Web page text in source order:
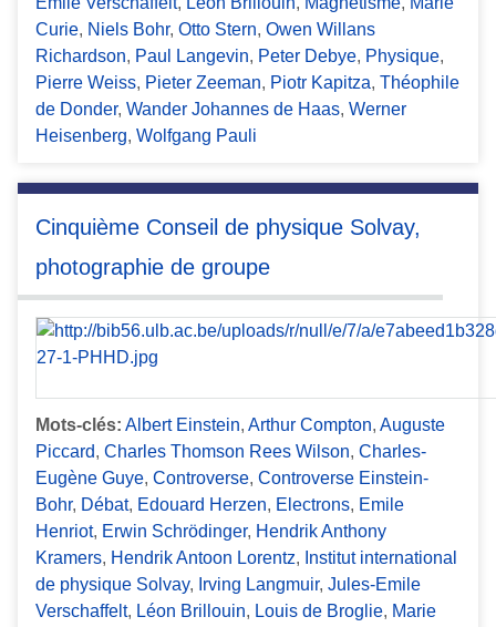
Curie, Niels Bohr, Otto Stern, Owen Willans
Richardson, Paul Langevin, Peter Debye, Physique,
Pierre Weiss, Pieter Zeeman, Piotr Kapitza, Théophile
de Donder, Wander Johannes de Haas, Werner
Heisenberg, Wolfgang Pauli
Cinquième Conseil de physique Solvay,
photographie de groupe
Mots-clés: Albert Einstein, Arthur Compton, Auguste
Piccard, Charles Thomson Rees Wilson, Charles-
Eugène Guye, Controverse, Controverse Einstein-
Bohr, Débat, Edouard Herzen, Electrons, Emile
Henriot, Erwin Schrödinger, Hendrik Anthony
Kramers, Hendrik Antoon Lorentz, Institut international
de physique Solvay, Irving Langmuir, Jules-Emile
Verschaffelt, Léon Brillouin, Louis de Broglie, Marie